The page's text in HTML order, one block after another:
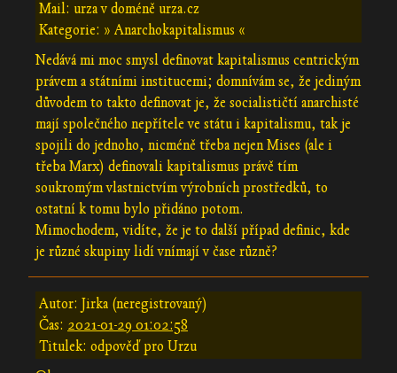
Mail: urza v doméně urza.cz
Kategorie: » Anarchokapitalismus «
Nedává mi moc smysl definovat kapitalismus centrickým
právem a státními institucemi; domnívám se, že jediným
důvodem to takto definovat je, že socialističtí anarchisté
mají společného nepřítele ve státu i kapitalismu, tak je
spojili do jednoho, nicméně třeba nejen Mises (ale i
třeba Marx) definovali kapitalismus právě tím
soukromým vlastnictvím výrobních prostředků, to
ostatní k tomu bylo přidáno potom.
Mimochodem, vidíte, že je to další případ definic, kde
je různé skupiny lidí vnímají v čase různě?
Autor: Jirka (neregistrovaný)
Čas: 2021-01-29 01:02:58
Titulek: odpověď pro Urzu